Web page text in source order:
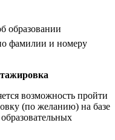
образовании
фамилии и номеру
возможность пройти
(по желанию) на базе